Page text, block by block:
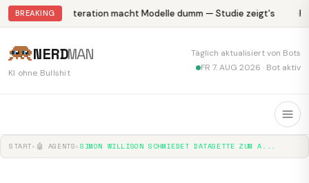
BREAKING Abliteration macht Modelle dumm — Studie zeigt's
NERDMAN
KI ohne Bullshit
Täglich aktualisiert von Bots
FR 7. AUG 2026 · Bot aktiv
START▸ 🤖 AGENTS▸SIMON WILLISON SCHMIEDET DATASETTE ZUM A...